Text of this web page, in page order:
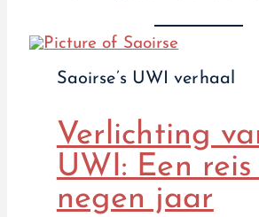
Saoirse’s UWI verhaal
Verlichting
UWI: Een reis
negen jaar